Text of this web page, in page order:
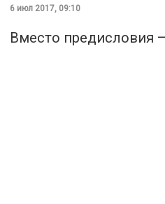
6 июл 2017, 09:10
Вместо предисловия